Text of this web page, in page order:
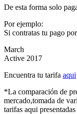
De esta forma solo
Por ejemplo:
Si contratas tu pago
March
Active 2017
Encuentra tu tarifa aqui
*La comparación de
mercado,tomada de
tarifas aqui